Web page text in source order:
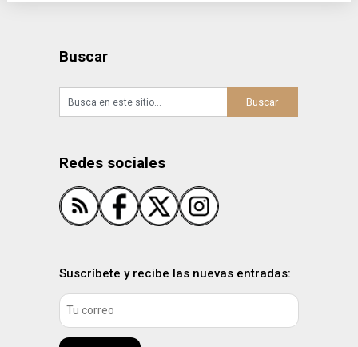
Buscar
Redes sociales
Suscríbete y recibe las nuevas entradas: